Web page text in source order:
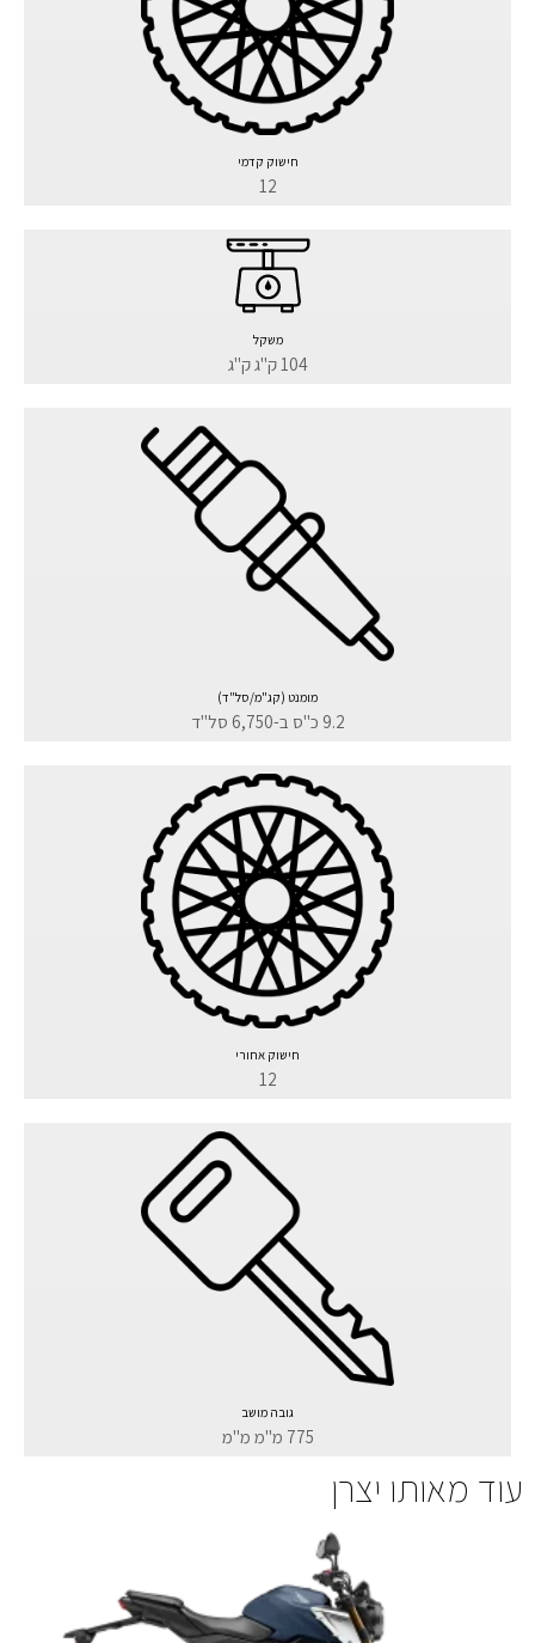
חישוק קדמי
12
משקל
104 ק"ג ק"ג
מומנט (קג"מ/סל"ד)
9.2 כ"ס ב-6,750 סל"ד
חישוק אחורי
12
גובה מושב
775 מ"מ מ"מ
עוד מאותו יצרן